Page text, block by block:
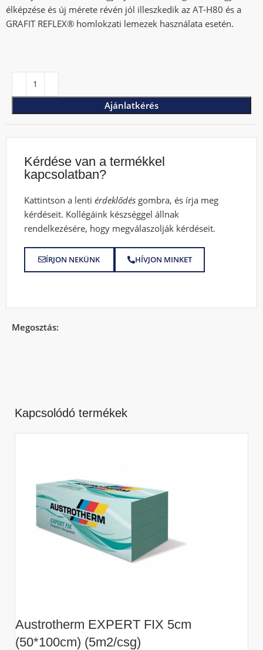
élképzése és új mérete révén jól illeszkedik az AT-H80 és a
GRAFIT REFLEX® homlokzati lemezek használata esetén.
Ajánlatkérés
Kérdése van a termékkel
kapcsolatban?
Kattintson a lentiérdeklődés gombra, és írja meg
kérdéseit. Kollégáink készséggel állnak
rendelkezésére, hogy megválaszolják kérdéseit.
ÍRJON NEKÜNK HÍVJON MINKET
Megosztás:
Kapcsolódó termékek
Austrotherm EXPERT FIX 5cm
(50*100cm) (5m2/csg)